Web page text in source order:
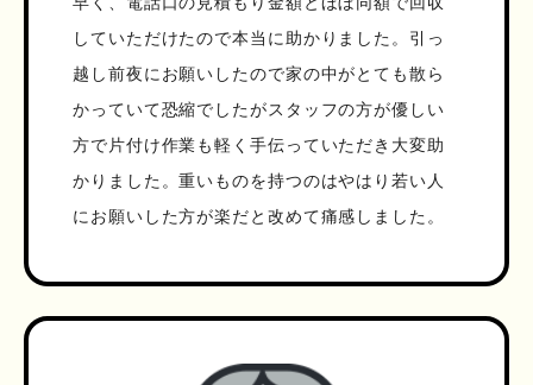
していただけたので本当に助かりました。引っ
越し前夜にお願いしたので家の中がとても散ら
かっていて恐縮でしたがスタッフの方が優しい
方で片付け作業も軽く手伝っていただき大変助
かりました。重いものを持つのはやはり若い人
にお願いした方が楽だと改めて痛感しました。